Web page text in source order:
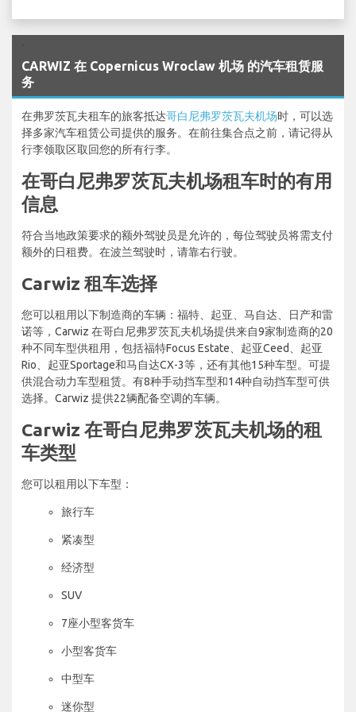
CARWIZ 在 Copernicus Wroclaw 机场 的汽车租赁服
务
在弗罗茨瓦夫租车的旅客抵达哥白尼弗罗茨瓦夫机场时，可以选
择多家汽车租赁公司提供的服务。在前往集合点之前，请记得从
行李领取区取回您的所有行李。
在哥白尼弗罗茨瓦夫机场租车时的有用
信息
符合当地政策要求的额外驾驶员是允许的，每位驾驶员将需支付
额外的日租费。在波兰驾驶时，请靠右行驶。
Carwiz 租车选择
您可以租用以下制造商的车辆：福特、起亚、马自达、日产和雷
诺等，Carwiz 在哥白尼弗罗茨瓦夫机场提供来自9家制造商的20
种不同车型供租用，包括福特Focus Estate、起亚Ceed、起亚
Rio、起亚Sportage和马自达CX-3等，还有其他15种车型。可提
供混合动力车型租赁。有8种手动挡车型和14种自动挡车型可供
选择。Carwiz 提供22辆配备空调的车辆。
Carwiz 在哥白尼弗罗茨瓦夫机场的租
车类型
您可以租用以下车型：
旅行车
紧凑型
经济型
SUV
7座小型客货车
小型客货车
中型车
迷你型